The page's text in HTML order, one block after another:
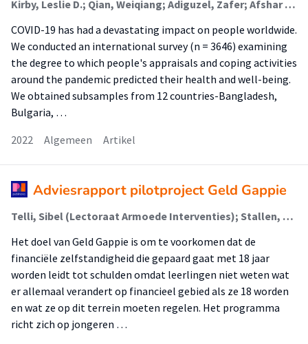
Kirby, Leslie D.; Qian, Weiqiang; Adiguzel, Zafer; Afshar Jahanshahi, Asghar; Bakracheva, Margarita; Orejarena Ballestas, María C; Cruz, José Fernando A; Dash, Arobindu; Dias, Claudia; Ferreira, Maria J.; Goosen, Johanna G.; Kamble, Shanmukh V.; Mihaylov, Nikolay L.; Pan, Fada; Sofia, Rui; Stallen, Mirre (Lectoraat Armoede Interventies); Tamir, Maya; van Dijk, Wilco W.; Vittersø, Joar; Smith, Craig A.
COVID-19 has had a devastating impact on people worldwide.
We conducted an international survey (n = 3646) examining
the degree to which people's appraisals and coping activities
around the pandemic predicted their health and well-being.
We obtained subsamples from 12 countries-Bangladesh,
Bulgaria, …
2022
Algemeen Artikel
Adviesrapport pilotproject Geld Gappie
Telli, Sibel (Lectoraat Armoede Interventies); Stallen, Mirre (Lectoraat Armoede Interventies); van Geuns, R.C. (Lectoraat Armoede Interventies)
Het doel van Geld Gappie is om te voorkomen dat de
financiële zelfstandigheid die gepaard gaat met 18 jaar
worden leidt tot schulden omdat leerlingen niet weten wat
er allemaal verandert op financieel gebied als ze 18 worden
en wat ze op dit terrein moeten regelen. Het programma
richt zich op jongeren …